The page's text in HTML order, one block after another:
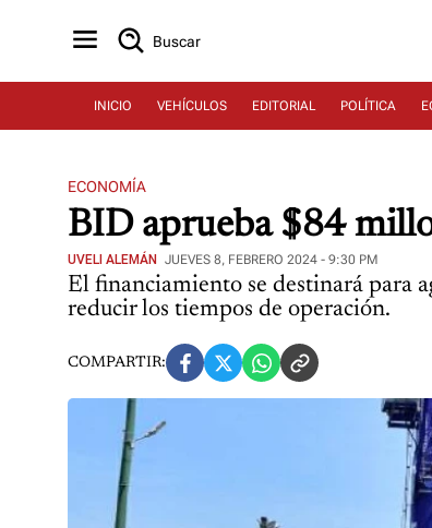
Buscar
INICIO VEHÍCULOS EDITORIAL POLÍTICA
ECONOMÍA
BID aprueba $84
UVELI ALEMÁN JUEVES 8, FEBRERO 2024 - 9:30 PM
El financiamiento se destinará para
reducir los tiempos de operación.
COMPARTIR: